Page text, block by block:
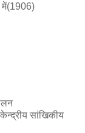
में(1906)
सांखिकीय